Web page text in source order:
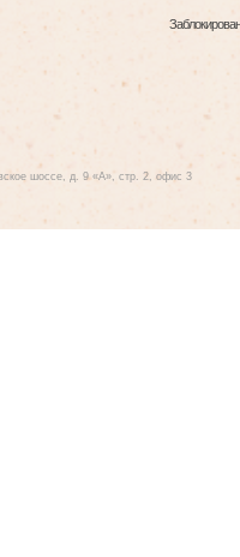
шоссе, д. 9 «А», стр. 2, офис 3